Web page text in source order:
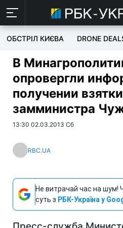
ОБСТРІЛ КИЄВА DRONE
В
опровергли
получении взятки
замминистра
13:30 02.03.2013 Сб
RBC.UA
Не витрачай час на шум!
суть з РБК-Україна у